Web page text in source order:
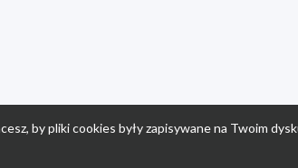
by pliki cookies były zapisywane na Twoim